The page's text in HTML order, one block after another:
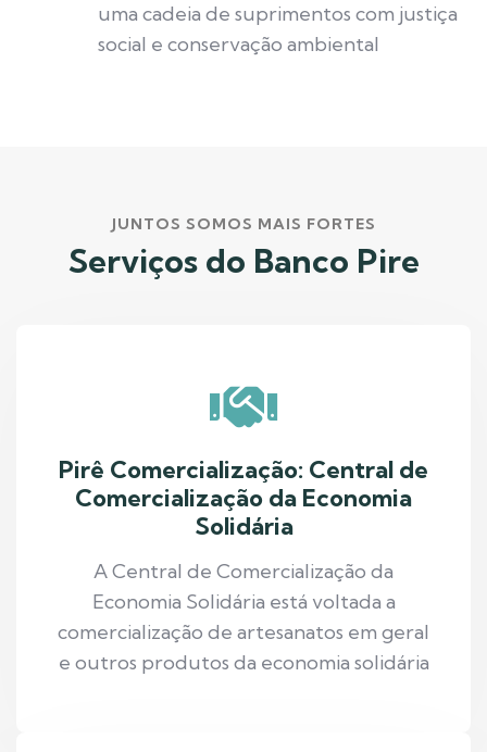
uma cadeia de suprimentos com justiça
social e conservação ambiental
JUNTOS SOMOS MAIS FORTES
Serviços do Banco Pire
Pirê Comercialização: Central de
Comercialização da Economia
Solidária
A Central de Comercialização da
Economia Solidária está voltada a
comercialização de artesanatos em geral
e outros produtos da economia solidária